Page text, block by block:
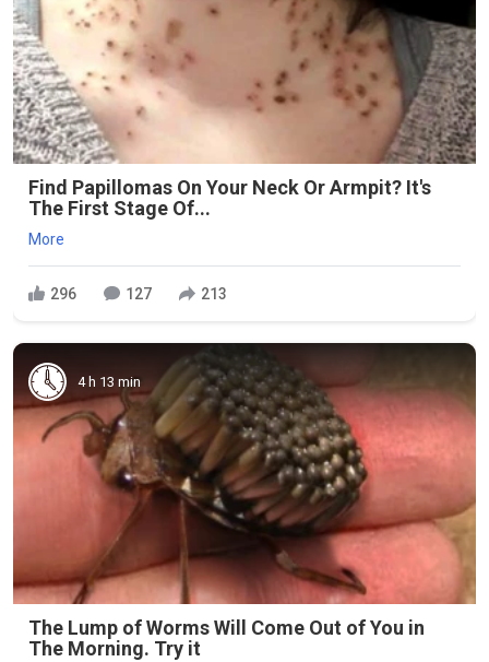
Find Papillomas On Your Neck Or Armpit? It's
The First Stage Of...
More
296 127 213
4 h 13 min
The Lump of Worms Will Come Out of You in
The Morning. Try it